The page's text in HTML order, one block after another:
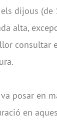
dijous (de
alta,
consultar
posar en
en